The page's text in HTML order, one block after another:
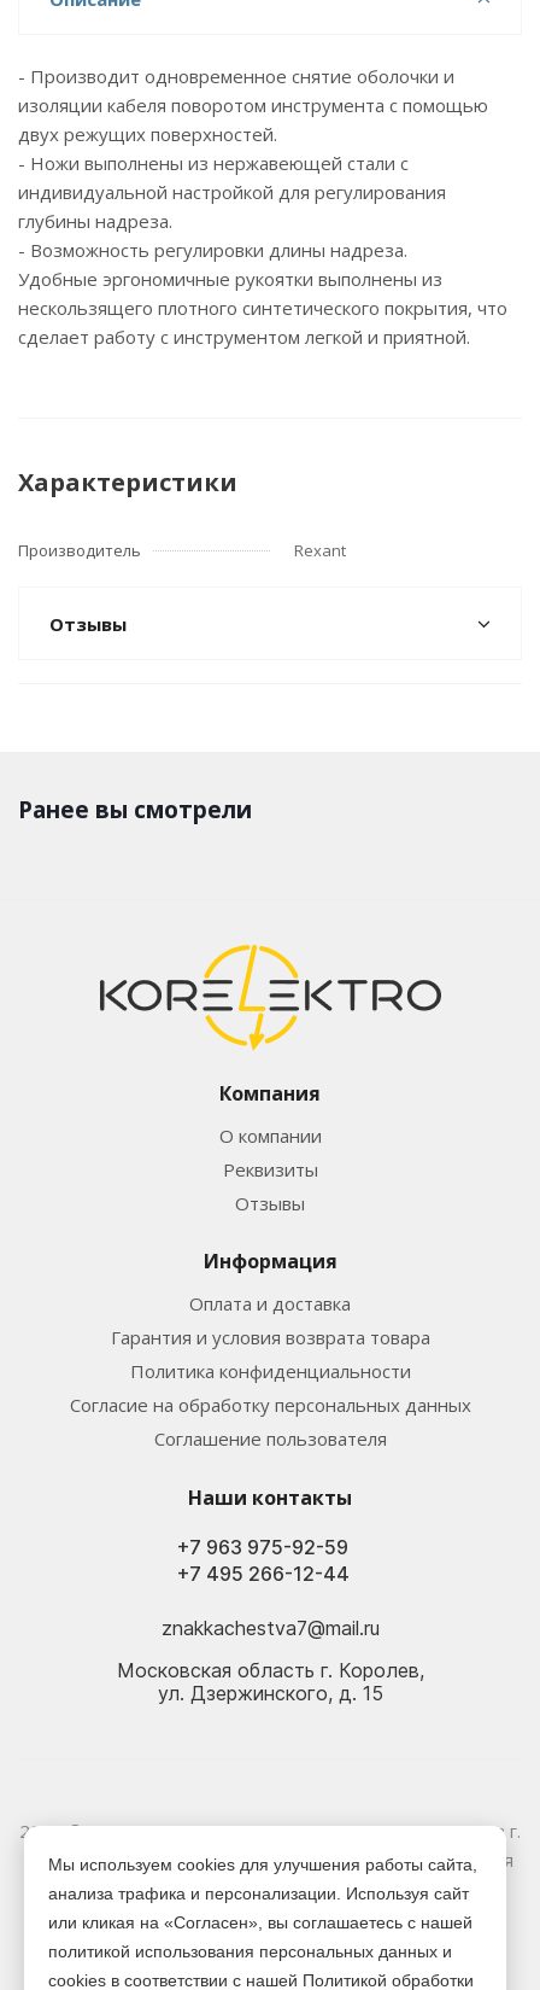
- Производит одновременное снятие оболочки и
изоляции кабеля поворотом инструмента с помощью
двух режущих поверхностей.
- Ножи выполнены из нержавеющей стали с
индивидуальной настройкой для регулирования
глубины надреза.
- Возможность регулировки длины надреза.
Удобные эргономичные рукоятки выполнены из
нескользящего плотного синтетического покрытия, что
сделает работу с инструментом легкой и приятной.
Характеристики
Производитель Rexant
Отзывы
Ранее вы смотрели
Компания
О компании
Реквизиты
Отзывы
Информация
Оплата и доставка
Гарантия и условия возврата товара
Политика конфиденциальности
Согласие на обработку персональных данных
Соглашение пользователя
Наши контакты
+7 495 266-12-44
+7 963 975-92-59
znakkachestva7@mail.ru
Московская область г. Королев,
ул. Дзержинского, д. 15
2026 © Электрика оптом и в розницу - Магазин-склад в г.
Королёв. Информация, указанная на сайте, не является
публичной офертой.
Версия для печати
Мы используем cookies для улучшения работы сайта,
анализа трафика и персонализации. Используя сайт
или кликая на «Согласен», вы соглашаетесь с нашей
политикой использования персональных данных и
cookies в соответствии с нашей Политикой обработки